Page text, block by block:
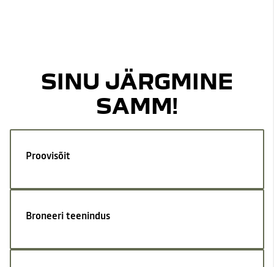
SINU JÄRGMINE
SAMM!
Proovisõit
Broneeri teenindus